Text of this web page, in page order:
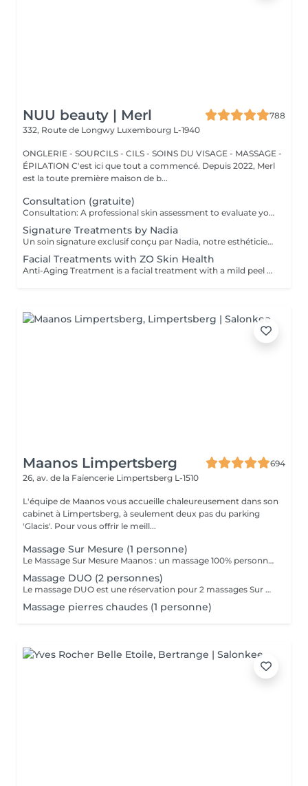
NUU beauty | Merl
788
332, Route de Longwy Luxembourg L-1940
ONGLERIE - SOURCILS - CILS - SOINS DU VISAGE - MASSAGE -
ÉPILATION C'est ici que tout a commencé. Depuis 2022, Merl
est la toute première maison de b...
Consultation (gratuite)
Consultation: A professional skin assessment to evaluate your skin condition, discuss your concerns, and recommend the most suitable treatments and home care routine. Consultation&First Procedure: A professional skin assessment to evaluate your skin condition, discuss your concerns, and recommend the most suitable treatments and home care routine. Followed by a customised treatment designed to address your skin's immediate needs. The price will depend on the type of procedure.
Signature Treatments by Nadia
Un soin signature exclusif conçu par Nadia, notre esthéticienne, spécialement dédié aux zones délicates du contour des yeux et du cou. Ce traitement procure une hydratation intense et améliore l'élasticité de la peau, contribuant à restaurer sa fermeté, sa souplesse et un aspect visiblement plus frais et revitalisé. Le soin aide à atténuer l'apparence des ridules, apporte un léger effet éclaircissant au contour des yeux et offre un effet liftant naturel pour un regard reposé et une apparence plus jeune. Une autre option associe ce soin intensif hydratant pour les yeux et le cou à un soin complet du visage, pour une expérience de beauté encore plus complète et des résultats optimaux.
Facial Treatments with ZO Skin Health
Anti-Aging Treatment is a facial treatment with a mild peel designed to restore hydration, smooth dry, rough texture, soften lines and strengthen skin to prevent future aging and skin damage. Redness Treatment is a facial treatment with a mild peel designed to calm skin and minimize symptoms associated with red, sensitized skin, including rosacea. Ultra Hydration Treatment is a facial treatment with a mild peel designed to soothe skin and restore hydration in dry, dehydrated skin. Skin Brightening Treatment is a facial treatment with a mild peel designed to target mild discoloration and restore a more even skin tone. Acne + Oil Control Treatment is a facial treatment with a mild peel to decongest pores, absorb excess surface oil, target blemishes and prevent future breakouts. Enzyme Facial Treatment is a gentle, effective facial treatment with enzymatic exfoliation to revive dull skin, replenish hydration, soothe skin and restore healthy skin barrier to strengthen skin. Stimulator Peel is the perfect lunchtime peel, gentle enough for all skin types. An effective blend of AHAs provide immediately healthier, glowing skin with no downtime. Added antioxidants and anti-irritants neutralize free radicals and calm the skin.
Maanos Limpertsberg
694
26, av. de la Faïencerie Limpertsberg L-1510
L'équipe de Maanos vous accueille chaleureusement dans son
cabinet à Limpertsberg, à seulement deux pas du parking
'Glacis'. Pour vous offrir le meill...
Massage Sur Mesure (1 personne)
Le Massage Sur Mesure Maanos : un massage 100% personnalisé en fonction de vos besoins et de vos envies !
Massage DUO (2 personnes)
Le massage DUO est une réservation pour 2 massages Sur Mesure, en même temps dans la même cabine. Les 2 personnes pourront personnaliser leurs massages en fonction de leurs envies. Possibilité de demander 2 cabines séparées en arrivant sur place.
Massage pierres chaudes (1 personne)